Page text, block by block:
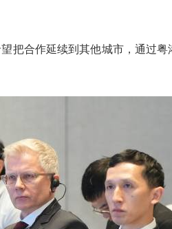
合作延续到其他城市，通过粤